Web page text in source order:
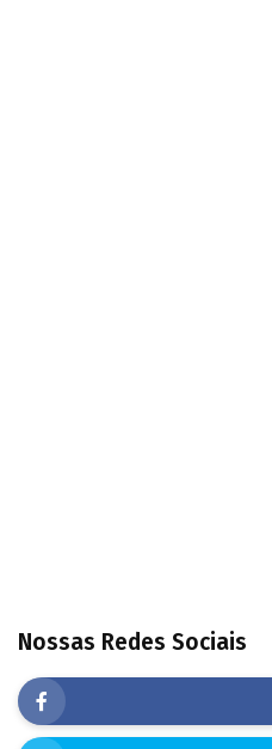
Nossas Redes Sociais